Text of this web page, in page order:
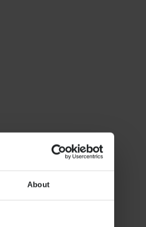
About